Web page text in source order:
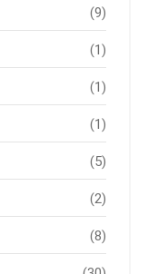
(9)
(1)
(1)
(1)
(5)
(2)
(8)